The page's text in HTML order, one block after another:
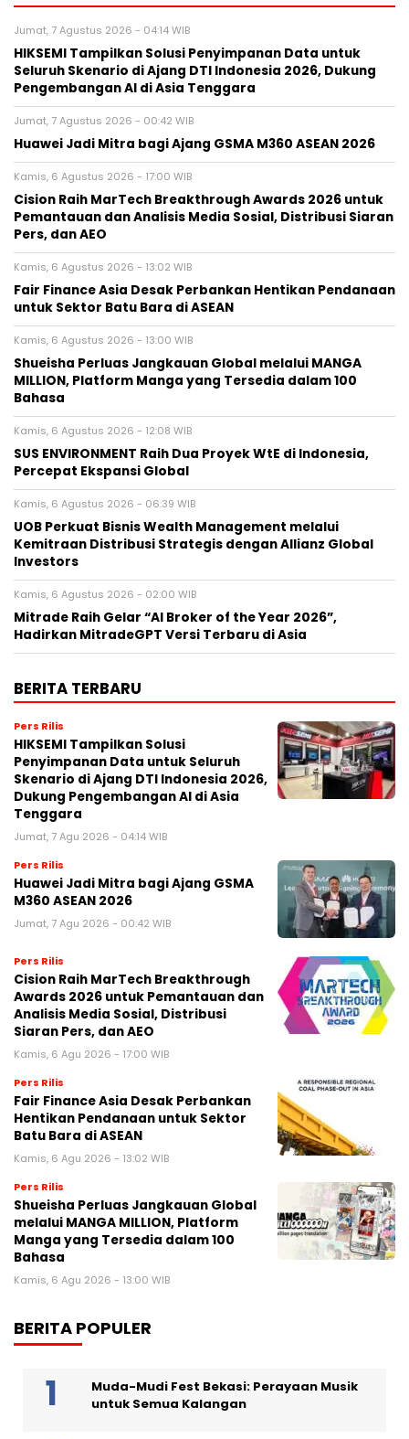
Jumat, 7 Agustus 2026 - 04:14 WIB
HIKSEMI Tampilkan Solusi Penyimpanan Data untuk
Seluruh Skenario di Ajang DTI Indonesia 2026, Dukung
Pengembangan AI di Asia Tenggara
Jumat, 7 Agustus 2026 - 00:42 WIB
Huawei Jadi Mitra bagi Ajang GSMA M360 ASEAN 2026
Kamis, 6 Agustus 2026 - 17:00 WIB
Cision Raih MarTech Breakthrough Awards 2026 untuk
Pemantauan dan Analisis Media Sosial, Distribusi Siaran
Pers, dan AEO
Kamis, 6 Agustus 2026 - 13:02 WIB
Fair Finance Asia Desak Perbankan Hentikan Pendanaan
untuk Sektor Batu Bara di ASEAN
Kamis, 6 Agustus 2026 - 13:00 WIB
Shueisha Perluas Jangkauan Global melalui MANGA
MILLION, Platform Manga yang Tersedia dalam 100
Bahasa
Kamis, 6 Agustus 2026 - 12:08 WIB
SUS ENVIRONMENT Raih Dua Proyek WtE di Indonesia,
Percepat Ekspansi Global
Kamis, 6 Agustus 2026 - 06:39 WIB
UOB Perkuat Bisnis Wealth Management melalui
Kemitraan Distribusi Strategis dengan Allianz Global
Investors
Kamis, 6 Agustus 2026 - 02:00 WIB
Mitrade Raih Gelar “AI Broker of the Year 2026”,
Hadirkan MitradeGPT Versi Terbaru di Asia
BERITA TERBARU
Pers Rilis
HIKSEMI Tampilkan Solusi
Penyimpanan Data untuk Seluruh
Skenario di Ajang DTI Indonesia 2026,
Dukung Pengembangan AI di Asia
Tenggara
Jumat, 7 Agu 2026 - 04:14 WIB
Pers Rilis
Huawei Jadi Mitra bagi Ajang GSMA
M360 ASEAN 2026
Jumat, 7 Agu 2026 - 00:42 WIB
Pers Rilis
Cision Raih MarTech Breakthrough
Awards 2026 untuk Pemantauan dan
Analisis Media Sosial, Distribusi
Siaran Pers, dan AEO
Kamis, 6 Agu 2026 - 17:00 WIB
Pers Rilis
Fair Finance Asia Desak Perbankan
Hentikan Pendanaan untuk Sektor
Batu Bara di ASEAN
Kamis, 6 Agu 2026 - 13:02 WIB
Pers Rilis
Shueisha Perluas Jangkauan Global
melalui MANGA MILLION, Platform
Manga yang Tersedia dalam 100
Bahasa
Kamis, 6 Agu 2026 - 13:00 WIB
BERITA POPULER
Muda-Mudi Fest Bekasi: Perayaan Musik
untuk Semua Kalangan